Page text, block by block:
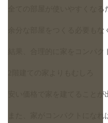
全ての部屋が使いやすくなる
余分な部屋をつくる必要もな
結果、合理的に家をコンパク
安い価格で家を建てることが
また、家がコンパクトになれ